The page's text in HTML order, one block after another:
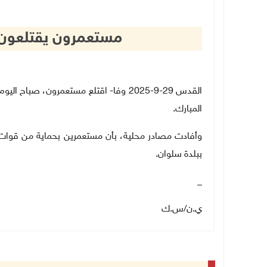
مستعمرون
القدس 29-9-2025 وفا- اقتلع
المبارك.
وأفادت مصادر محلية، بأن مستعمرين بحماية من قوات
ببلدة سلوان.
_
ي.ن/س.ك